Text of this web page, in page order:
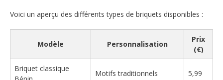
Voici un aperçu des différents types de briquets disponibles :
Modèle Personnalisation
Prix
(€)
Briquet classique
Motifs traditionnels 5,99